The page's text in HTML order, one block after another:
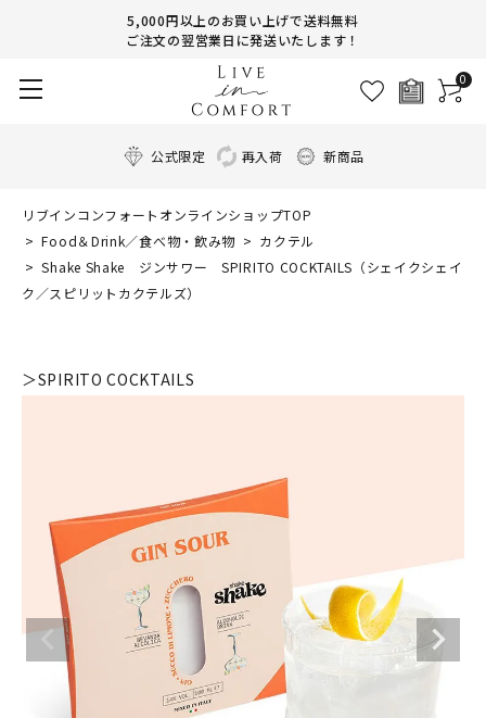
5,000円以上のお買い上げで送料無料
ご注文の翌営業日に発送いたします！
0
公式限定 再入荷 新商品
リブインコンフォートオンラインショップTOP
Food＆Drink／食べ物・飲み物
カクテル
Shake Shake ジンサワー SPIRITO COCKTAILS（シェイクシェイ
ク／スピリットカクテルズ）
＞SPIRITO COCKTAILS